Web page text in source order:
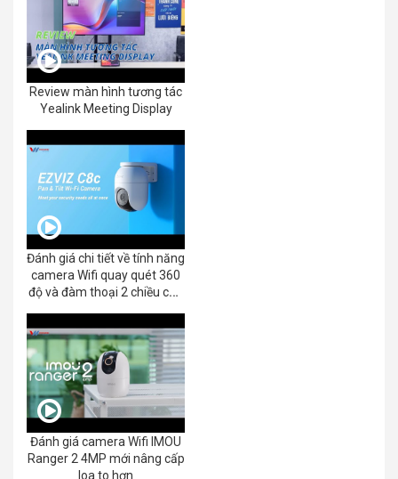
Review màn hình tương tác
Yealink Meeting Display
Đánh giá chi tiết về tính năng
camera Wifi quay quét 360
độ và đàm thoại 2 chiều của
Đánh giá camera Wifi IMOU
Ranger 2 4MP mới nâng cấp
loa to hơn